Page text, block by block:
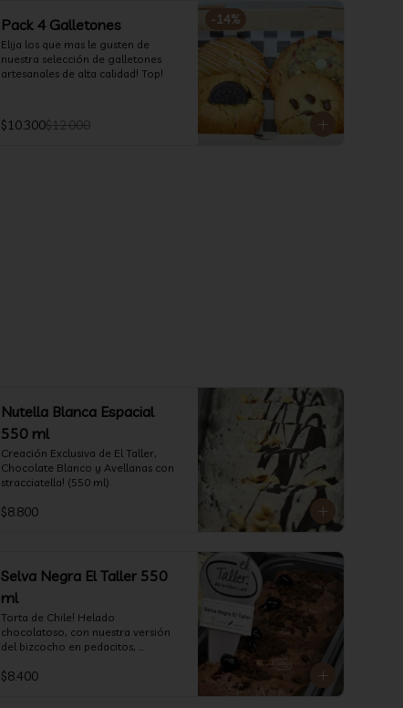
-14%
Pack 4 Galletones
Elija los que mas le gusten de
nuestra selección de galletones
artesanales de alta calidad! Top!
$10.300$12.000
Nutella Blanca Espacial
550 ml
Creación Exclusiva de El Taller,
Chocolate Blanco y Avellanas con
stracciatella! (550 ml)
$8.800
Selva Negra El Taller 550
ml
Torta de Chile! Helado
chocolatoso, con nuestra versión
del bizcocho en pedacitos,
salsita de guinda..  (550 ml)
$8.400